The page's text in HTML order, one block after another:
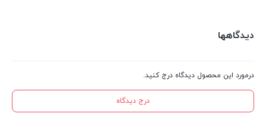
دیدگاهها
درمورد این محصول دیدگاه درج کنید.
درج دیدگاه